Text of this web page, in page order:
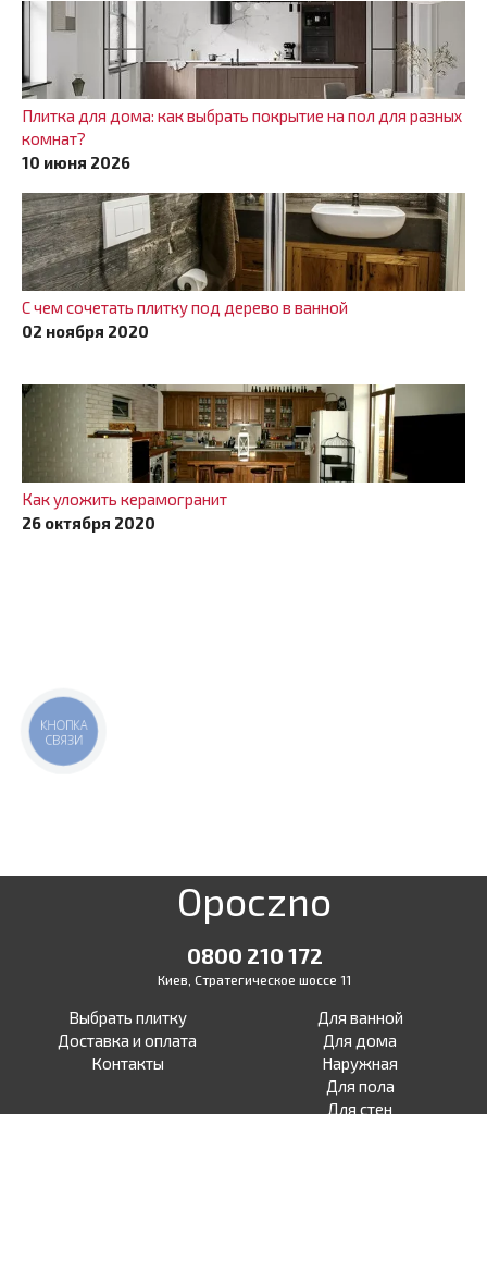
Плитка для дома: как выбрать покрытие на пол для разных
комнат?
10 июня 2026
С чем сочетать плитку под дерево в ванной
02 ноября 2020
Как уложить керамогранит
26 октября 2020
Opoczno
0800 210 172
Киев, Стратегическое шоссе 11
Выбрать плитку
Доставка и оплата
Контакты
Для ванной
Для дома
Наружная
Для пола
Для стен
КНОПКА
СВЯЗИ